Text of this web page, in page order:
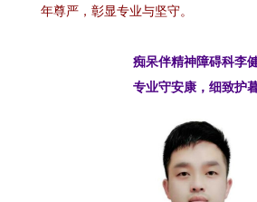
年尊严，彰显专业与坚守。
痴呆伴精神障碍科李
专业守安康，细致护